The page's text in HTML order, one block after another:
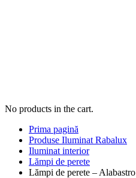
No products in the cart.
Prima pagină
Produse Iluminat Rabalux
Iluminat interior
Lămpi de perete
Lămpi de perete – Alabastro